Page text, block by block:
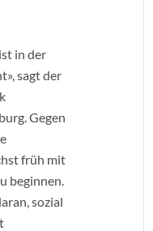
in der
sagt der
Gegen
früh mit
beginnen.
sozial